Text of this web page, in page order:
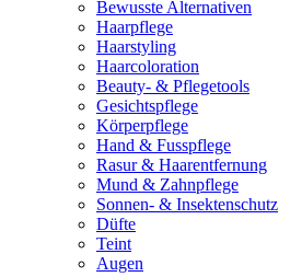
Bewusste Alternativen
Haarpflege
Haarstyling
Haarcoloration
Beauty- & Pflegetools
Gesichtspflege
Körperpflege
Hand & Fusspflege
Rasur & Haarentfernung
Mund & Zahnpflege
Sonnen- & Insektenschutz
Düfte
Teint
Augen